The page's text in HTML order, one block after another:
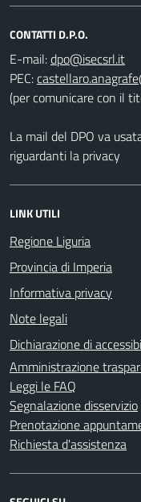
CONTATTI D.P.O.
E-mail:
PEC:
(per comunicare con il
La mail del DPO va
riguardanti la privacy
LINK UTILI
Regione Liguria
Provincia di Imperia
Informativa privacy
Note legali
Dichiarazione di
Amministrazione
Leggi le FAQ
Segnalazione disservizio
Prenotazione
Richiesta d'assistenza